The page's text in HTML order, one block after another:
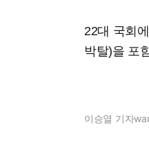
22대 국회
박탈)을 포
이승열 기자